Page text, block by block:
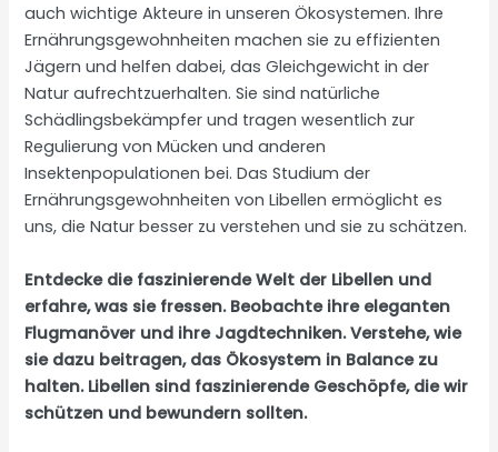
auch wichtige Akteure in unseren Ökosystemen. Ihre
Ernährungsgewohnheiten machen sie zu effizienten
Jägern und helfen dabei, das Gleichgewicht in der
Natur aufrechtzuerhalten. Sie sind natürliche
Schädlingsbekämpfer und tragen wesentlich zur
Regulierung von Mücken und anderen
Insektenpopulationen bei. Das Studium der
Ernährungsgewohnheiten von Libellen ermöglicht es
uns, die Natur besser zu verstehen und sie zu schätzen.
Entdecke die faszinierende Welt der Libellen und
erfahre, was sie fressen. Beobachte ihre eleganten
Flugmanöver und ihre Jagdtechniken. Verstehe, wie
sie dazu beitragen, das Ökosystem in Balance zu
halten. Libellen sind faszinierende Geschöpfe, die wir
schützen und bewundern sollten.